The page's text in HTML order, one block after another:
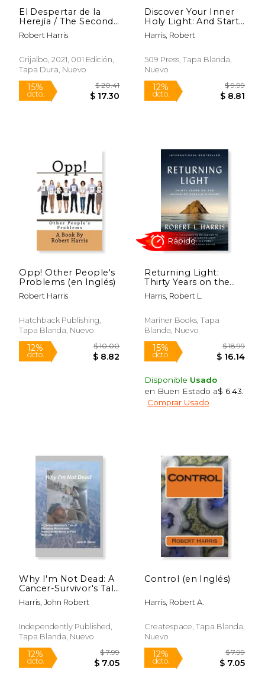
12%
dcto.
El Despertar de la
Herejía / The Second
Sleep
Robert Harris
Grijalbo, 2021, 001 Edición,
Tapa Dura, Nuevo
Discover Your Inner
Holy Light: And Start
Living Like a Child of
God (en Inglés)
Harris, Robert
509 Press, Tapa Blanda,
Nuevo
Opp! Other People's
Problems (en Inglés)
Robert Harris
Hatchback Publishing,
Tapa Blanda, Nuevo
Returning Light:
Thirty Years on the
Island of Skellig
Michael (en Inglés)
Harris, Robert L.
Mariner Books, Tapa
Blanda, Nuevo
Disponible Usado
en Buen Estado a$ 6.43
Comprar Usado
Why I'm Not Dead: A
Cancer-Survivor's Tale
of Escaping
Mainstream American
Life (en Inglés)
Harris, John Robert
Independently Published,
Tapa Blanda, Nuevo
Control (en Inglés)
Harris, Robert A.
Createspace, Tapa Blanda,
Nuevo